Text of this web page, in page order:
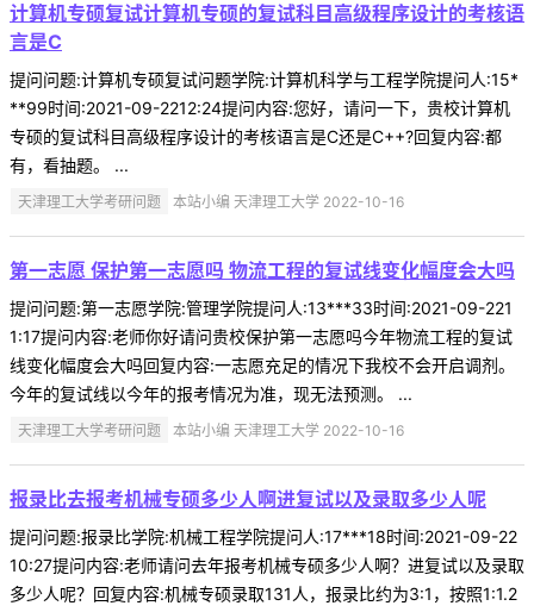
计算机专硕复试计算机专硕的复试科目高级程序设计的考核语
言是C
提问问题:计算机专硕复试问题学院:计算机科学与工程学院提问人:15*
**99时间:2021-09-2212:24提问内容:您好，请问一下，贵校计算机
专硕的复试科目高级程序设计的考核语言是C还是C++?回复内容:都
有，看抽题。 ...
天津理工大学考研问题 本站小编 天津理工大学 2022-10-16
第一志愿 保护第一志愿吗 物流工程的复试线变化幅度会大吗
提问问题:第一志愿学院:管理学院提问人:13***33时间:2021-09-221
1:17提问内容:老师你好请问贵校保护第一志愿吗今年物流工程的复试
线变化幅度会大吗回复内容:一志愿充足的情况下我校不会开启调剂。
今年的复试线以今年的报考情况为准，现无法预测。 ...
天津理工大学考研问题 本站小编 天津理工大学 2022-10-16
报录比去报考机械专硕多少人啊进复试以及录取多少人呢
提问问题:报录比学院:机械工程学院提问人:17***18时间:2021-09-22
10:27提问内容:老师请问去年报考机械专硕多少人啊？进复试以及录取
多少人呢？回复内容:机械专硕录取131人，报录比约为3:1，按照1:1.2